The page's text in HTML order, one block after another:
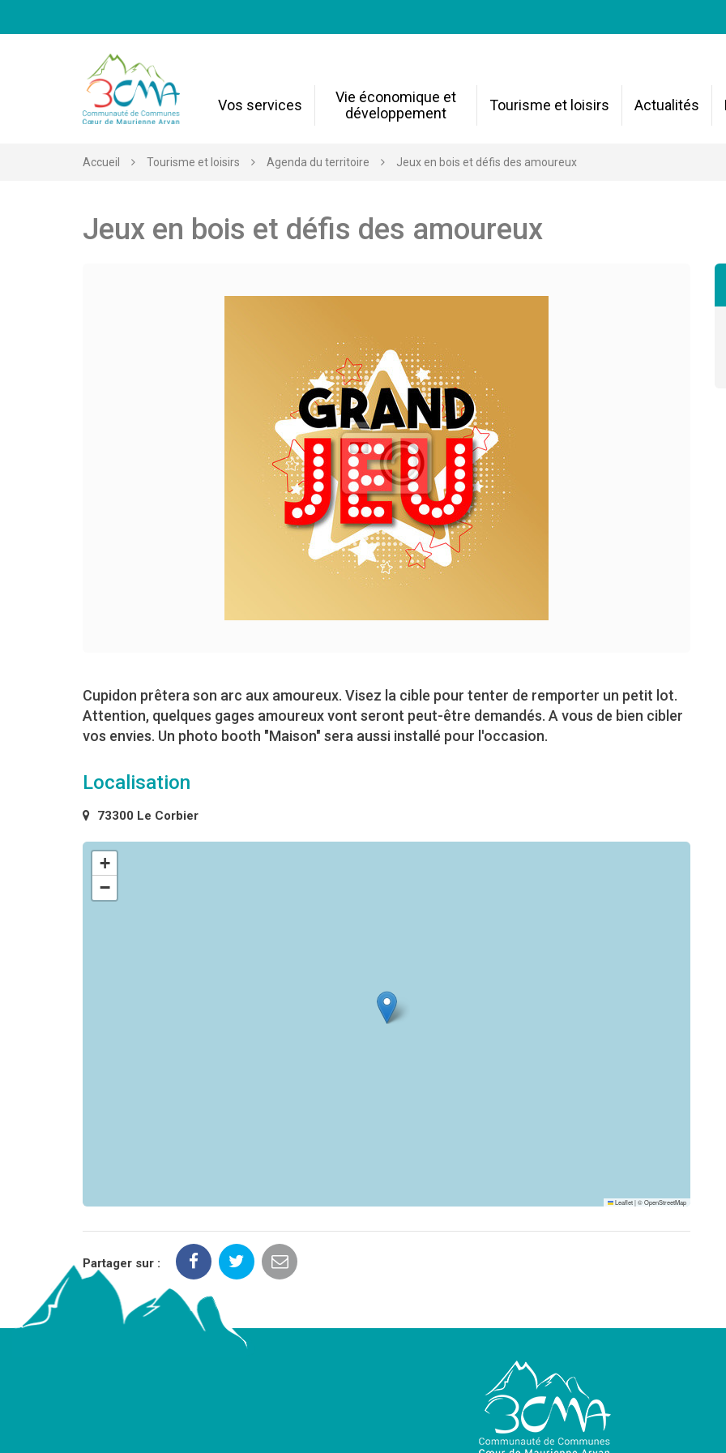
Vos services
Vie économique et
développement
Tourisme et loisirs Actualités
Accueil Tourisme et loisirs Agenda du territoire Jeux en bois et défis des amoureux
Jeux en bois et défis des amoureux
Cupidon prêtera son arc aux amoureux. Visez la cible pour tenter de remporter un petit lot.
Attention, quelques gages amoureux vont seront peut-être demandés. A vous de bien cibler
vos envies. Un photo booth "Maison" sera aussi installé pour l'occasion.
Localisation
73300 Le Corbier
+
−
Leaflet|©OpenStreetMap
Partager sur :